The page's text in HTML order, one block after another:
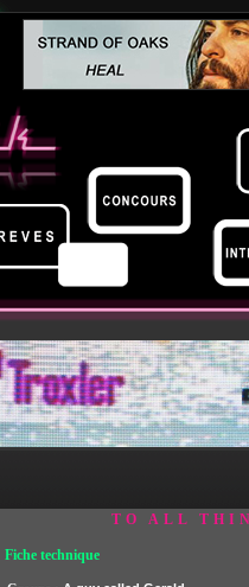
TO ALL
Fiche technique